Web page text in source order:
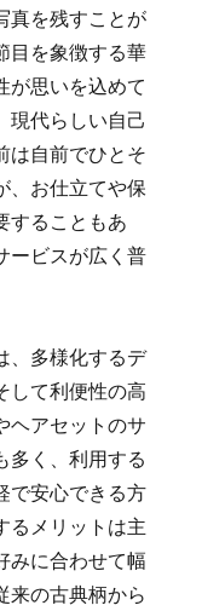
真を残すことが
目を象徴する華
が思いを込めて
現代らしい自己
は自前でひとそ
、お仕立てや保
することもあ
ービスが広く普
、多様化するデ
して利便性の高
ヘアセットのサ
多く、利用する
で安心できる方
るメリットは主
みに合わせて幅
来の古典柄から